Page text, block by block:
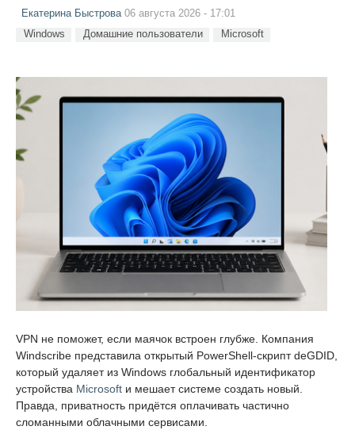
Екатерина Быстрова06 августа 2026 - 17:01
Windows Домашние пользователи Microsoft
VPN не поможет, если маячок встроен глубже. Компания
Windscribe представила открытый PowerShell-скрипт deGDID,
который удаляет из Windows глобальный идентификатор
устройства Microsoft и мешает системе создать новый.
Правда, приватность придётся оплачивать частично
сломанными облачными сервисами.